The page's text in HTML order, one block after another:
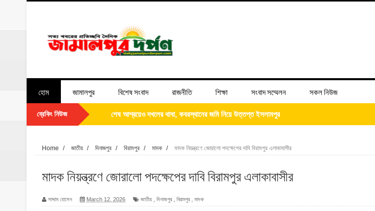
হোম জামালপুর বিশেষ সংবাদ রাজনীতি শিক্ষা সংবাদ সম্মেলন সকল নিউজ
ব্রেকিং নিউজ ইসলামপুরে সাপধরী ইউনিয়নকে যমুনার পেট থেকে উদ্ধার করাই আমার স্বপ্ন-- সাংবাদিক আজিজুর রহমান চৌধুরী
‎ইসলামপুরে ব্যতিক্রমী আয়োজন, মৃত্যুর আগেই নিজের ‘চল্লিশা’ খাওয়ালেন আব্দুস সালাম
পিতার নাম সংশোধন সংক্রান্ত এফিডেভিট
Home / জাতীয় / দিনাজপুর / বিরামপুর / মাদক / মাদক নিয়ন্ত্রণে জোরালো পদক্ষেপের দাবি বিরামপুর এলাকাবাসীর
মাদক নিয়ন্ত্রণে জোরালো পদক্ষেপের দাবি বিরামপুর এলাকাবাসীর
সাদ্দাম হোসেন March 12, 2026 জাতীয় দিনাজপুর বিরামপুর মাদক